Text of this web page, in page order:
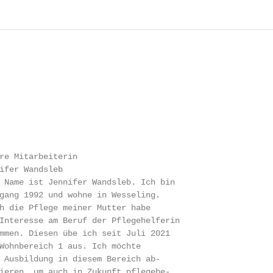
Mitarbeiterin
Wandsleb
ist Jennifer Wandsleb. Ich bin
1992 und wohne in Wesseling.
Pflege meiner Mutter habe
am Beruf der Pflegehelferin
Diesen übe ich seit Juli 2021
1 aus. Ich möchte
in diesem Bereich ab-